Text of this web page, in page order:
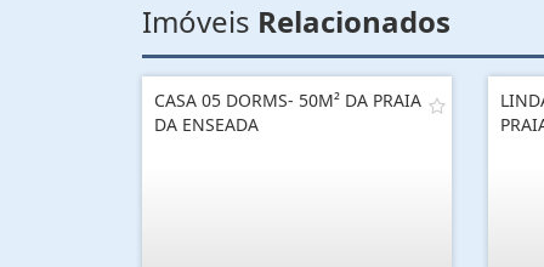
Imóveis Relacionados
CASA 05 DORMS- 50M² DA PRAIA
DA ENSEADA